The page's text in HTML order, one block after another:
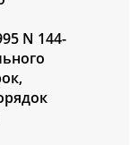
N 144-